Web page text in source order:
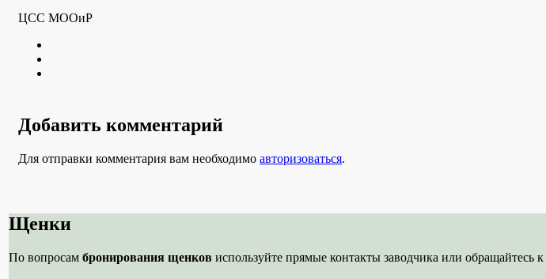
ЦСС МООиР
Добавить комментарий
Для отправки комментария вам необходимо авторизоваться.
Щенки
По вопросам бронирования щенков используйте прямые контакты заводчика или обращайтесь к